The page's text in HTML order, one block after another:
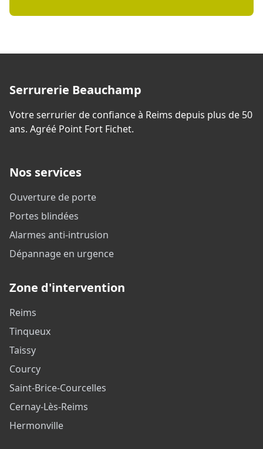
Serrurerie Beauchamp
Votre serrurier de confiance à Reims depuis plus de 50
ans. Agréé Point Fort Fichet.
Nos services
Ouverture de porte
Portes blindées
Alarmes anti-intrusion
Dépannage en urgence
Zone d'intervention
Reims
Tinqueux
Taissy
Courcy
Saint-Brice-Courcelles
Cernay-Lès-Reims
Hermonville